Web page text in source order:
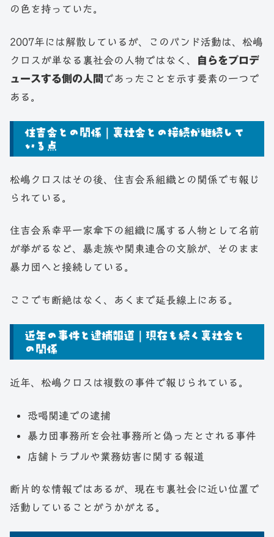
の色を持っていた。
2007年には解散しているが、このバンド活動は、松嶋
クロスが単なる裏社会の人物ではなく、
自らをプロデ
ュースする側の人間 であったことを示す要素の一つで
ある。
住吉会との関係｜裏社会との接続が継続して
いる点
松嶋クロスはその後、住吉会系組織との関係でも報じ
られている。
住吉会系幸平一家傘下の組織に属する人物として名前
が挙がるなど、暴走族や関東連合の文脈が、そのまま
暴力団へと接続している。
ここでも断絶はなく、あくまで延長線上にある。
近年の事件と逮捕報道｜現在も続く裏社会と
の関係
近年、松嶋クロスは複数の事件で報じられている。
恐喝関連での逮捕
暴力団事務所を会社事務所と偽ったとされる事件
店舗トラブルや業務妨害に関する報道
断片的な情報ではあるが、現在も裏社会に近い位置で
活動していることがうかがえる。